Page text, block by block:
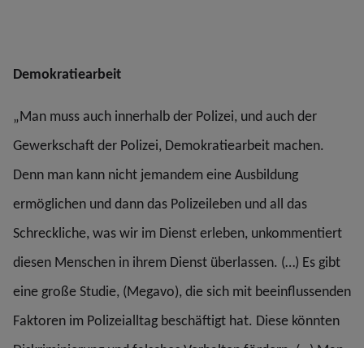
Demokratiearbeit
„Man muss auch innerhalb der Polizei, und auch der
Gewerkschaft der Polizei, Demokratiearbeit machen.
Denn man kann nicht jemandem eine Ausbildung
ermöglichen und dann das Polizeileben und all das
Schreckliche, was wir im Dienst erleben, unkommentiert
diesen Menschen in ihrem Dienst überlassen. (…) Es gibt
eine große Studie, (Megavo), die sich mit beeinflussenden
Faktoren im Polizeialltag beschäftigt hat. Diese könnten